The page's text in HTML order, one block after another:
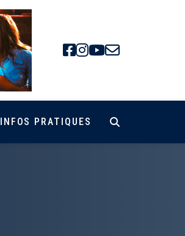
Facebook
Instagram
Youtube
INFOS PRATIQUES